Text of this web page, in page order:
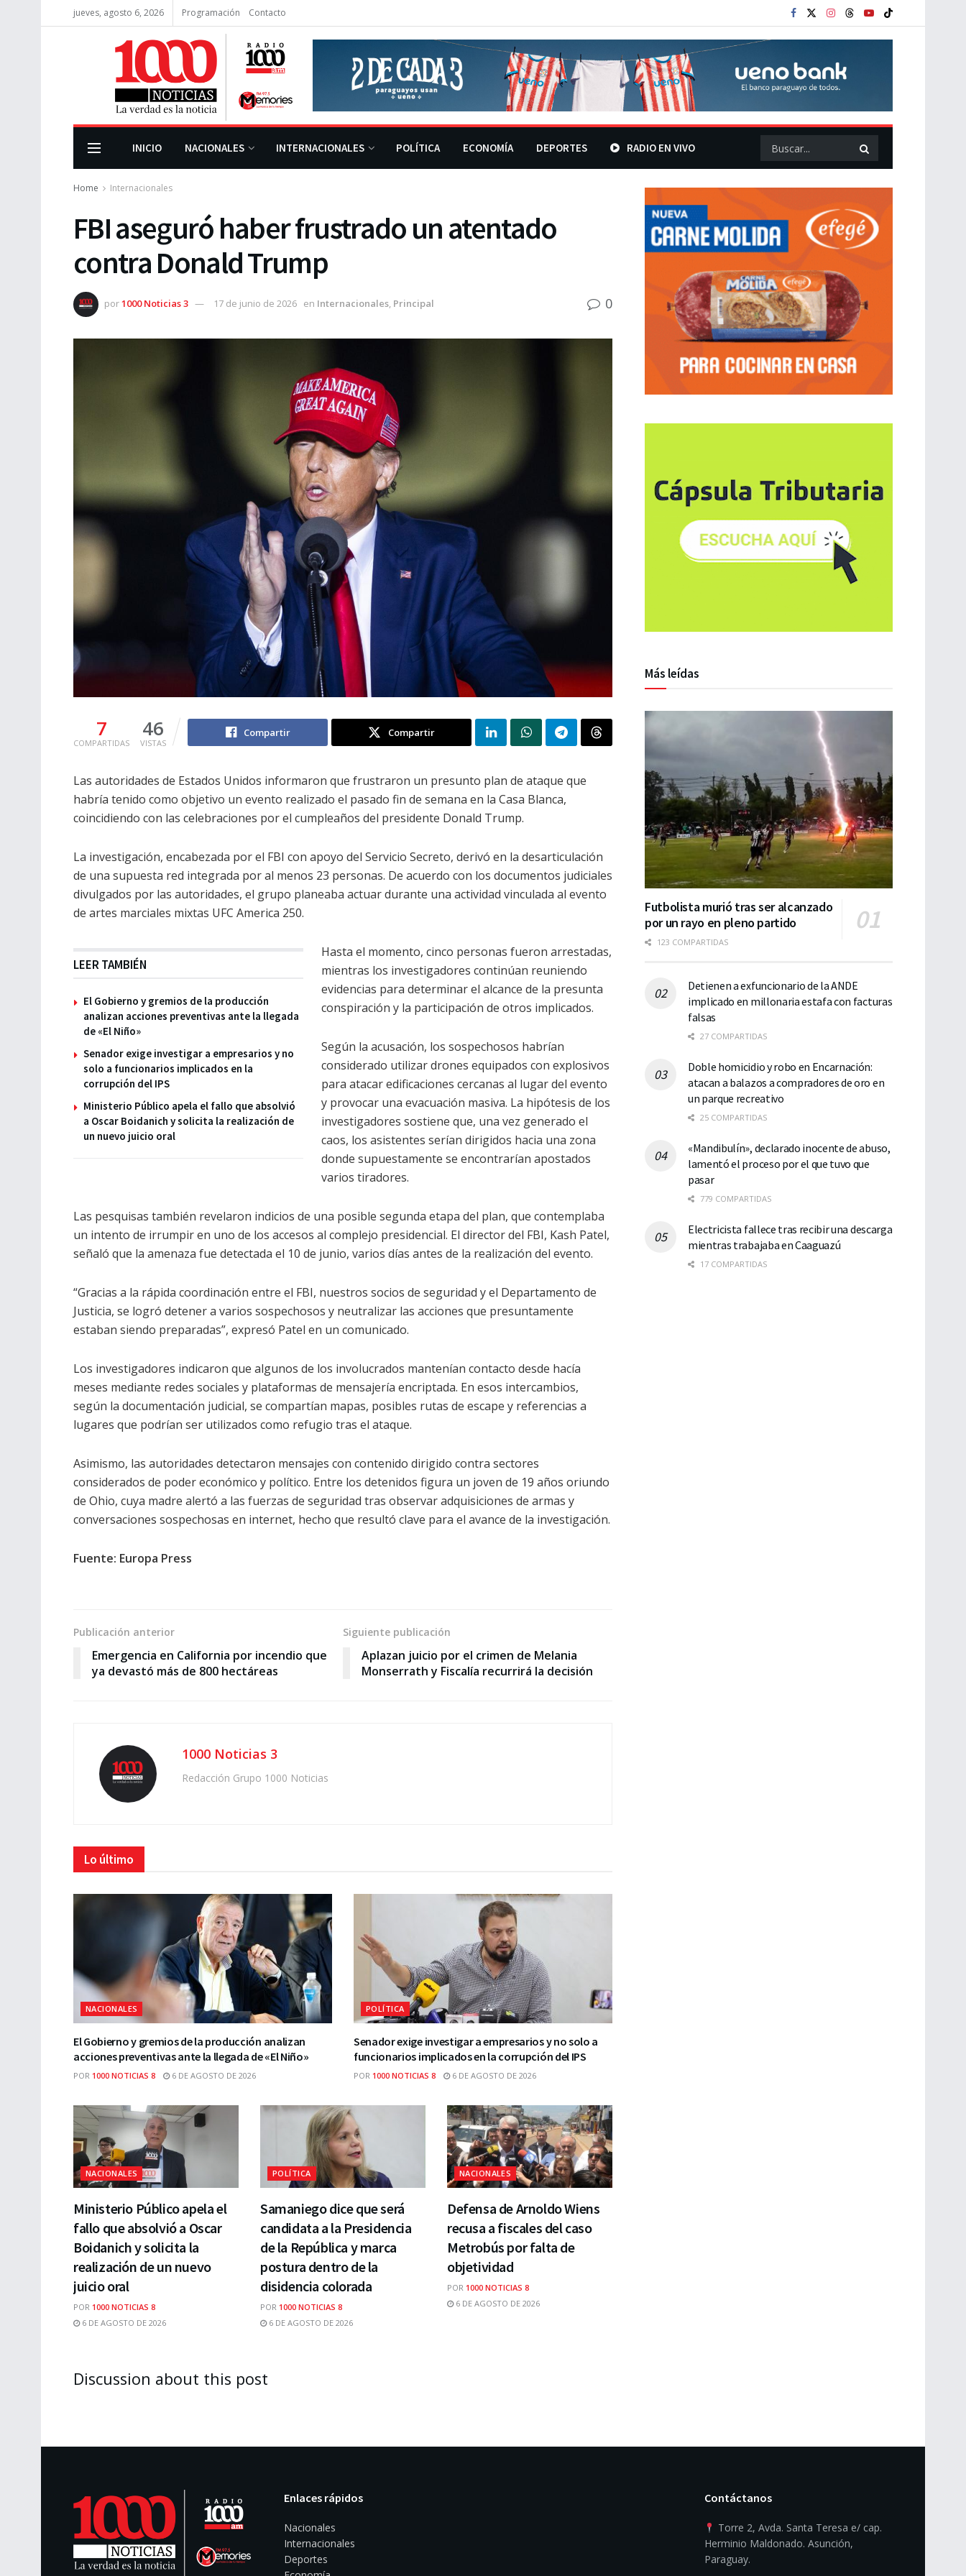
jueves, agosto 6, 2026 Programación Contacto
INICIO NACIONALES INTERNACIONALES POLÍTICA ECONOMÍA DEPORTES RADIO EN VIVO
Home Internacionales
FBI aseguró haber frustrado un atentado
contra Donald Trump
por1000 Noticias 3 17 de junio de 2026 en Internacionales, Principal 0
7
COMPARTIDAS
46
VISTAS
Compartir Compartir
Las autoridades de Estados Unidos informaron que frustraron un presunto plan de ataque que
habría tenido como objetivo un evento realizado el pasado fin de semana en la Casa Blanca,
coincidiendo con las celebraciones por el cumpleaños del presidente Donald Trump.
La investigación, encabezada por el FBI con apoyo del Servicio Secreto, derivó en la desarticulación
de una supuesta red integrada por al menos 23 personas. De acuerdo con los documentos judiciales
divulgados por las autoridades, el grupo planeaba actuar durante una actividad vinculada al evento
de artes marciales mixtas UFC America 250.
LEER TAMBIÉN
El Gobierno y gremios de la producción
analizan acciones preventivas ante la llegada
de «El Niño»
Senador exige investigar a empresarios y no
solo a funcionarios implicados en la
corrupción del IPS
Ministerio Público apela el fallo que absolvió
a Oscar Boidanich y solicita la realización de
un nuevo juicio oral
Hasta el momento, cinco personas fueron arrestadas,
mientras los investigadores continúan reuniendo
evidencias para determinar el alcance de la presunta
conspiración y la participación de otros implicados.
Según la acusación, los sospechosos habrían
considerado utilizar drones equipados con explosivos
para atacar edificaciones cercanas al lugar del evento
y provocar una evacuación masiva. La hipótesis de los
investigadores sostiene que, una vez generado el
caos, los asistentes serían dirigidos hacia una zona
donde supuestamente se encontrarían apostados
varios tiradores.
Las pesquisas también revelaron indicios de una posible segunda etapa del plan, que contemplaba
un intento de irrumpir en uno de los accesos al complejo presidencial. El director del FBI, Kash Patel,
señaló que la amenaza fue detectada el 10 de junio, varios días antes de la realización del evento.
“Gracias a la rápida coordinación entre el FBI, nuestros socios de seguridad y el Departamento de
Justicia, se logró detener a varios sospechosos y neutralizar las acciones que presuntamente
estaban siendo preparadas”, expresó Patel en un comunicado.
Los investigadores indicaron que algunos de los involucrados mantenían contacto desde hacía
meses mediante redes sociales y plataformas de mensajería encriptada. En esos intercambios,
según la documentación judicial, se compartían mapas, posibles rutas de escape y referencias a
lugares que podrían ser utilizados como refugio tras el ataque.
Asimismo, las autoridades detectaron mensajes con contenido dirigido contra sectores
considerados de poder económico y político. Entre los detenidos figura un joven de 19 años oriundo
de Ohio, cuya madre alertó a las fuerzas de seguridad tras observar adquisiciones de armas y
conversaciones sospechosas en internet, hecho que resultó clave para el avance de la investigación.
Fuente: Europa Press
Publicación anterior
Emergencia en California por incendio que
ya devastó más de 800 hectáreas
Siguiente publicación
Aplazan juicio por el crimen de Melania
Monserrath y Fiscalía recurrirá la decisión
1000 Noticias 3
Redacción Grupo 1000 Noticias
Lo último
NACIONALES
El Gobierno y gremios de la producción analizan
acciones preventivas ante la llegada de «El Niño»
POR 1000 NOTICIAS 8 6 DE AGOSTO DE 2026
POLÍTICA
Senador exige investigar a empresarios y no solo a
funcionarios implicados en la corrupción del IPS
POR 1000 NOTICIAS 8 6 DE AGOSTO DE 2026
NACIONALES
Ministerio Público apela el
fallo que absolvió a Oscar
Boidanich y solicita la
realización de un nuevo
juicio oral
POR 1000 NOTICIAS 8
6 DE AGOSTO DE 2026
POLÍTICA
Samaniego dice que será
candidata a la Presidencia
de la República y marca
postura dentro de la
disidencia colorada
POR 1000 NOTICIAS 8
6 DE AGOSTO DE 2026
NACIONALES
Defensa de Arnoldo Wiens
recusa a fiscales del caso
Metrobús por falta de
objetividad
POR 1000 NOTICIAS 8
6 DE AGOSTO DE 2026
Discussion about this post
Más leídas
Futbolista murió tras ser alcanzado
por un rayo en pleno partido
123 COMPARTIDAS
Detienen a exfuncionario de la ANDE
implicado en millonaria estafa con facturas
falsas
27 COMPARTIDAS
Doble homicidio y robo en Encarnación:
atacan a balazos a compradores de oro en
un parque recreativo
25 COMPARTIDAS
«Mandibulín», declarado inocente de abuso,
lamentó el proceso por el que tuvo que
pasar
779 COMPARTIDAS
Electricista fallece tras recibir una descarga
mientras trabajaba en Caaguazú
17 COMPARTIDAS
Enlaces rápidos
Nacionales
Internacionales
Deportes
Contáctanos
Torre 2, Avda. Santa Teresa e/ cap.
Herminio Maldonado. Asunción,
Paraguay.